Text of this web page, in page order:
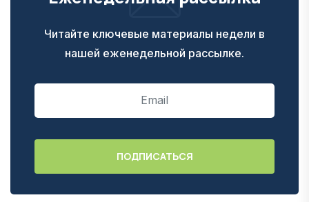
Читайте ключевые материалы недели в
нашей еженедельной рассылке.